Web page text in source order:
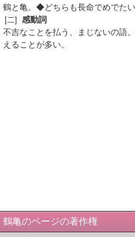
鶴と亀。◆どちらも長命でめでたい
[二]
感動詞
不吉なことを払う、まじないの語
えることが多い。
鶴亀のページの著作権